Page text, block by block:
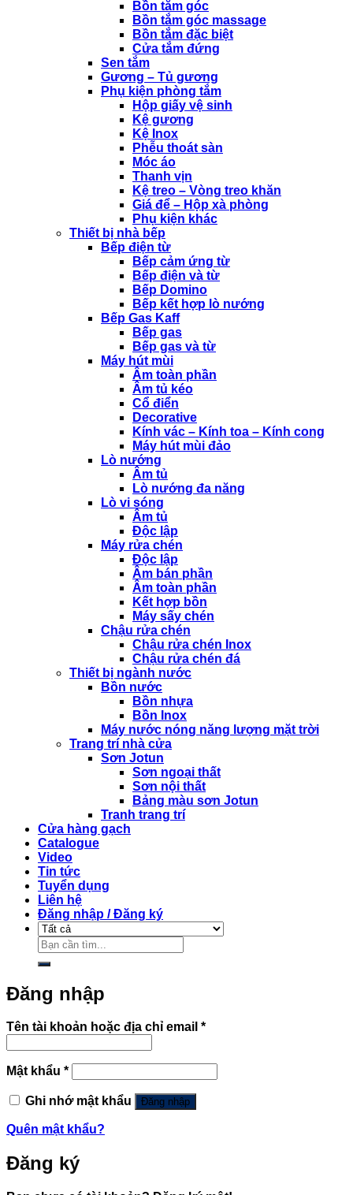
Bồn tắm góc
Bồn tắm góc massage
Bồn tắm đặc biệt
Cửa tắm đứng
Sen tắm
Gương – Tủ gương
Phụ kiện phòng tắm
Hộp giấy vệ sinh
Kệ gương
Kệ Inox
Phễu thoát sàn
Móc áo
Thanh vịn
Kệ treo – Vòng treo khăn
Giá để – Hộp xà phòng
Phụ kiện khác
Thiết bị nhà bếp
Bếp điện từ
Bếp cảm ứng từ
Bếp điện và từ
Bếp Domino
Bếp kết hợp lò nướng
Bếp Gas Kaff
Bếp gas
Bếp gas và từ
Máy hút mùi
Âm toàn phần
Âm tủ kéo
Cổ điển
Decorative
Kính vác – Kính toa – Kính cong
Máy hút mùi đảo
Lò nướng
Âm tủ
Lò nướng đa năng
Lò vi sóng
Âm tủ
Độc lập
Máy rửa chén
Độc lập
Âm bán phần
Âm toàn phần
Kết hợp bồn
Máy sấy chén
Chậu rửa chén
Chậu rửa chén Inox
Chậu rửa chén đá
Thiết bị ngành nước
Bồn nước
Bồn nhựa
Bồn Inox
Máy nước nóng năng lượng mặt trời
Trang trí nhà cửa
Sơn Jotun
Sơn ngoại thất
Sơn nội thất
Bảng màu sơn Jotun
Tranh trang trí
Cửa hàng gạch
Catalogue
Video
Tin tức
Tuyển dụng
Liên hệ
Đăng nhập / Đăng ký
Tìm
kiếm:
Đăng nhập
Tên tài khoản hoặc địa chỉ email *Bắt
Mật khẩu *Bắt
buộc
Ghi nhớ mật khẩu
Đăng nhập
Quên mật khẩu?
Đăng ký